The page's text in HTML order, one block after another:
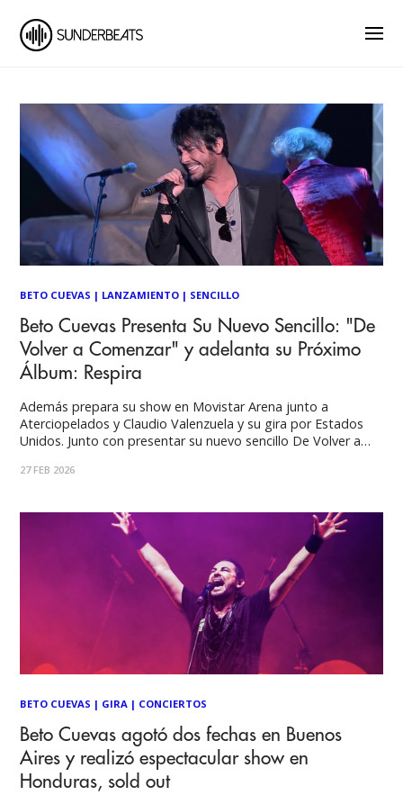
BETO CUEVAS | LANZAMIENTO | SENCILLO
Beto Cuevas Presenta Su Nuevo Sencillo: "De
Volver a Comenzar" y adelanta su Próximo
Álbum: Respira
Además prepara su show en Movistar Arena junto a
Aterciopelados y Claudio Valenzuela y su gira por Estados
Unidos. Junto con presentar su nuevo sencillo De Volver a
con 10 fechas y prepara su concierto:La Noche del Rock
27 FEB 2026
BETO CUEVAS | GIRA | CONCIERTOS
Beto Cuevas agotó dos fechas en Buenos
Aires y realizó espectacular show en
Honduras, sold out